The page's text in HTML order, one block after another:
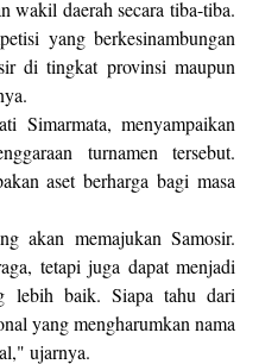
wakil daerah secara tiba-tiba.
yang berkesinambungan
di tingkat provinsi maupun
Simarmata, menyampaikan
turnamen tersebut.
aset berharga bagi masa
akan memajukan Samosir.
tetapi juga dapat menjadi
lebih baik. Siapa tahu dari
yang mengharumkan nama
ujarnya.